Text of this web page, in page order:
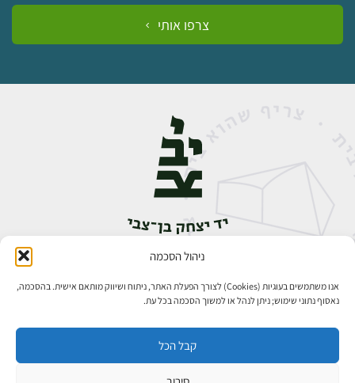
ניהול הסכמה
אנו משתמשים בעוגיות (Cookies) לצורך הפעלת האתר, ניתוח ושיווק מותאם אישית. בהסכמה,
נאסוף נתוני שימוש; ניתן לנהל או למשוך הסכמה בכל עת.
קבל הכל
צרפו אותי
אבן גבירול 14, רחביה, ירושלים